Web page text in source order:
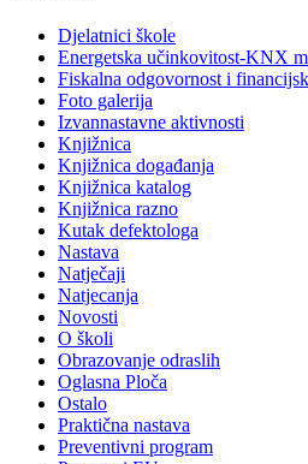
Djelatnici škole
Energetska učinkovitost-KNX
Fiskalna odgovornost i
Foto galerija
Izvannastavne aktivnosti
Knjižnica
Knjižnica događanja
Knjižnica katalog
Knjižnica razno
Kutak defektologa
Nastava
Natječaji
Natjecanja
Novosti
O školi
Obrazovanje odraslih
Oglasna Ploča
Ostalo
Praktična nastava
Preventivni program